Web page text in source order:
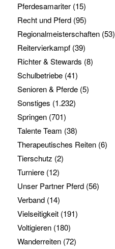
Pferdesamariter(15)
Recht und Pferd(95)
Regionalmeisterschaften(53)
Reitervierkampf(39)
Richter & Stewards (8)
Schulbetriebe(41)
Senioren & Pferde(5)
Sonstiges (1.232)
Springen(701)
Talente Team (38)
Therapeutisches Reiten(6)
Tierschutz (2)
Turniere(12)
Unser Partner Pferd(56)
Verband(14)
Vielseitigkeit(191)
Voltigieren(180)
Wanderreiten(72)